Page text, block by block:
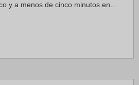
y a menos de cinco minutos en
familias se ...